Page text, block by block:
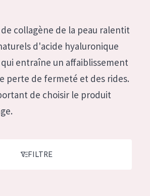
la peau
de la peau
collagène de la peau ralentit
d'acide hyaluronique
entraîne un affaiblissement
perte de fermeté et des rides.
de choisir le produit
FILTRE